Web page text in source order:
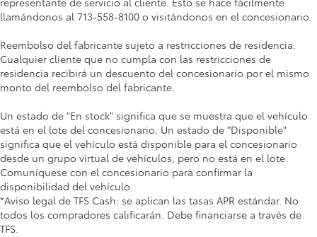
llamándonos al 713-558-8100 o visitándonos en el concesionario.
Reembolso del fabricante sujeto a restricciones de residencia.
Cualquier cliente que no cumpla con las restricciones de
residencia recibirá un descuento del concesionario por el mismo
monto del reembolso del fabricante.
Un estado de "En stock" significa que se muestra que el vehículo
está en el lote del concesionario. Un estado de "Disponible"
significa que el vehículo está disponible para el concesionario
desde un grupo virtual de vehículos, pero no está en el lote.
Comuníquese con el concesionario para confirmar la
disponibilidad del vehículo.
*Aviso legal de TFS Cash: se aplican las tasas APR estándar. No
todos los compradores calificarán. Debe financiarse a través de
TFS.